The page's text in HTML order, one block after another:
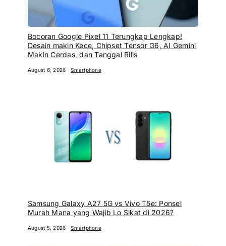
Bocoran Google Pixel 11 Terungkap Lengkap!
Desain makin Kece, Chipset Tensor G6, AI Gemini
Makin Cerdas, dan Tanggal Rilis
August 6, 2026 Smartphone
Samsung Galaxy A27 5G vs Vivo T5e: Ponsel
Murah Mana yang Wajib Lo Sikat di 2026?
August 5, 2026 Smartphone